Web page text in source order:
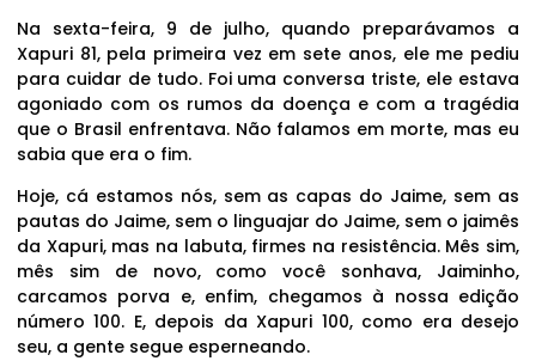
Na sexta-feira, 9 de julho, quando preparávamos a
Xapuri 81, pela primeira vez em sete anos, ele me pediu
para cuidar de tudo. Foi uma conversa triste, ele estava
agoniado com os rumos da doença e com a tragédia
que o Brasil enfrentava. Não falamos em morte, mas eu
sabia que era o fim.
Hoje, cá estamos nós, sem as capas do Jaime, sem as
pautas do Jaime, sem o linguajar do Jaime, sem o jaimês
da Xapuri, mas na labuta, firmes na resistência. Mês sim,
mês sim de novo, como você sonhava, Jaiminho,
carcamos porva e, enfim, chegamos à nossa edição
número 100. E, depois da Xapuri 100, como era desejo
seu, a gente segue esperneando.